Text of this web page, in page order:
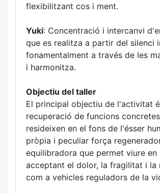
flexibilitzant cos i ment.
Yuki: Concentració i intercanvi
que es realitza a partir del silenci
fonamentalment a través de les
i harmonitza.
Objectiu del taller
El principal objectiu de l'activitat
recuperació de funcions
resideixen en el fons de l'ésser
pròpia i peculiar força
equilibradora que permet viure en
acceptant el dolor, la fragilitat i la
com a vehicles reguladors de la